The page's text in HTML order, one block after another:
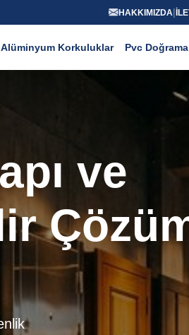
HAKKIMIZDA
Alüminyum Korkuluklar Pvc Doğrama